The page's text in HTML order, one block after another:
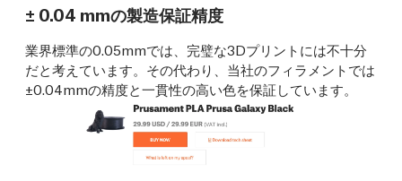
± 0.04 mmの製造保証精度
業界標準の0.05mmでは、完璧な3Dプリントには不十分
だと考えています。その代わり、当社のフィラメントでは
±0.04mmの精度と一貫性の高い色を保証しています。